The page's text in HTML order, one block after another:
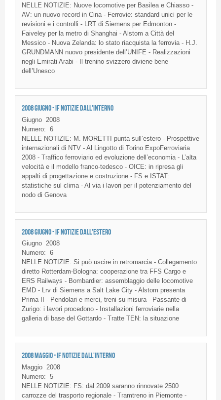
NELLE NOTIZIE: Nuovelocomotive per Basileae Chiasso-
AV: un nuovorecord in Cina- Ferrovie: standard unici per le
revisioni e i controlli - LRT di Siemens per Edmonton -
Faiveleyper la metro di Shanghai - Alstom a Cittàdel
Messico- Nuova Zelanda: lo stato riacquistala ferrovia- H.J.
GRUNDMANN nuovo presidente dell’UNIFE - Realizzazioni
negli Emirati Arabi - Il trenino svizzero diviene bene
dell’Unesco
2008 GIUGNO - IF NOTIZIE DALL'INTERNO
Giugno
2008
Numero: 6
NELLE NOTIZIE: M. MORETTI punta sull’estero - Prospettive
internazionali di NTV - Al Lingotto di Torino ExpoFerroviaria
2008 - Traffico ferroviario ed evoluzione dell’economia - L’alta
velocità e il modello franco-tedesco - OICE: in ripresa gli
appalti di progettazione e costruzione - FS e ISTAT:
statistiche sul clima - Al via i lavori per il potenziamento del
nodo di Genova
2008 GIUGNO - IF NOTIZIE DALL'ESTERO
Giugno 2008
Numero: 6
NELLE NOTIZIE: Si può uscire in retromarcia - Collegamento
diretto Rotterdam-Bologna: cooperazione tra FFS Cargo e
ERS Railways - Bombardier: assemblaggio delle locomotive
EMD - Lrv di Siemens a Salt Lake City - Alstom presenta
Prima II - Pendolari e merci, treni su misura - Passante di
Zurigo: i lavori procedono - Installazioni ferroviarie nella
galleria di base del Gottardo - Tratte TEN: la situazione
2008 MAGGIO - IF NOTIZIE DALL'INTERNO
Maggio
2008
Numero: 5
NELLE NOTIZIE: FS: dal 2009 saranno rinnovate2500
carrozzedel trasporto regionale- Tramtrenoin Piemonte-